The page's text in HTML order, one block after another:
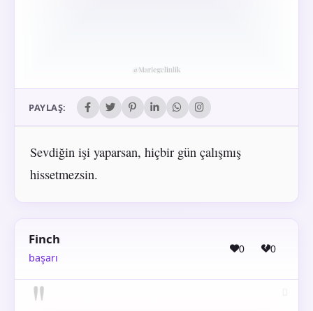
PAYLAŞ:
Sevdiğin işi yaparsan, hiçbir gün çalışmış
hissetmezsin.
Finch
başarı
0 0